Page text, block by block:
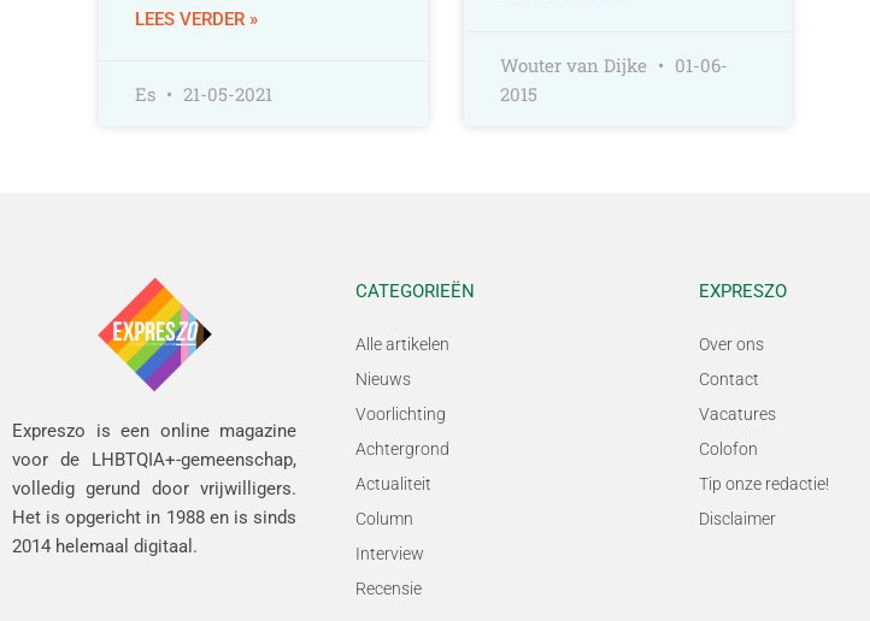
LEES VERDER »
Es 21-05-2021
Wouter van Dijke
01-06-
2015
Expreszo is een online magazine
voor de LHBTQIA+-gemeenschap,
volledig gerund door vrijwilligers.
Het is opgericht in 1988 en is sinds
2014 helemaal digitaal.
CATEGORIEËN
Alle artikelen
Nieuws
Voorlichting
Achtergrond
Actualiteit
Column
Interview
Recensie
EXPRESZO
Over ons
Contact
Vacatures
Colofon
Tip onze redactie!
Disclaimer